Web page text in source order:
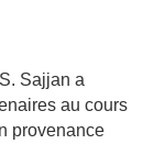
Sajjan a
au cours
provenance